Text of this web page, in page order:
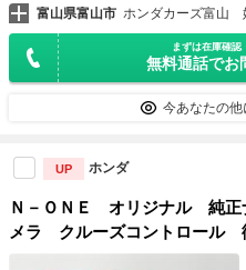
富山県富山市 ホンダカーズ富山
まずは在庫確認
無料通話でお
今あなたの他
UP ホンダ
Ｎ－ＯＮＥ オリジナル 純
メラ クルーズコントロール
ングアシスト レーンキープ